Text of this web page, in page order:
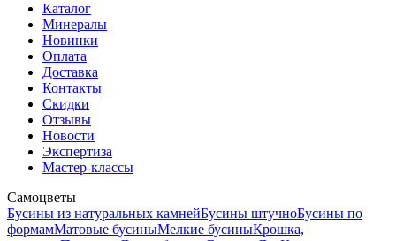
Каталог
Минералы
Новинки
Оплата
Доставка
Контакты
Скидки
Отзывы
Новости
Экспертиза
Мастер-классы
Самоцветы
Бусины из натуральных камнейБусины штучноБусины по
формамМатовые бусиныМелкие бусиныКрошка,